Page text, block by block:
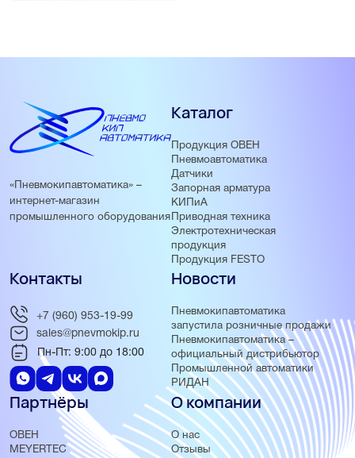
«Пневмокипавтоматика» –
интернет-магазин
промышленного оборудования
Каталог
Продукция ОВЕН
Пневмоавтоматика
Датчики
Запорная арматура
КИПиА
Приводная техника
Электротехническая
продукция
Продукция FESTO
Новости
Пневмокипавтоматика
запустила розничные продажи
Пневмокипавтоматика –
официальный дистрибьютор
Промышленной автоматики
РИДАН
Партнёры
ОВЕН
MEYERTEC
О компании
О нас
Отзывы
Контакты
+7 (960) 953-19-99
sales@pnevmokip.ru
Пн-Пт: 9:00 до 18:00